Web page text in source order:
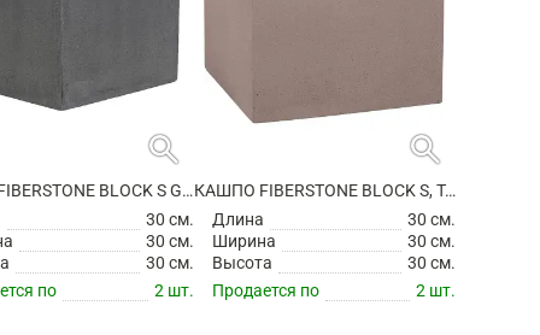
search
КАШПО FIBERSTONE BLOCK S GREY
30 см.
30 см.
30 см.
по
2 шт.
search
КАШПО FIBERSTONE BLOCK S, TAUPE
Длина
30 см.
Ширина
30 см.
Высота
30 см.
Продается по
2 шт.